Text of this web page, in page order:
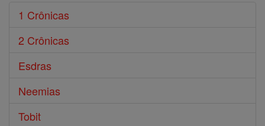
1 Crônicas
2 Crônicas
Esdras
Neemias
Tobit